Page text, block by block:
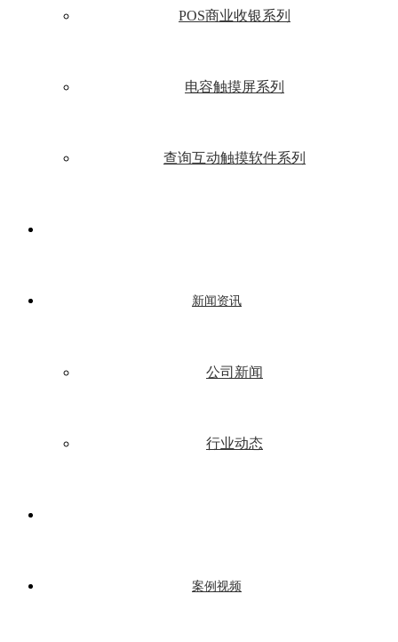
POS商业收银系列
电容触摸屏系列
查询互动触摸软件系列
新闻资讯
公司新闻
行业动态
案例视频